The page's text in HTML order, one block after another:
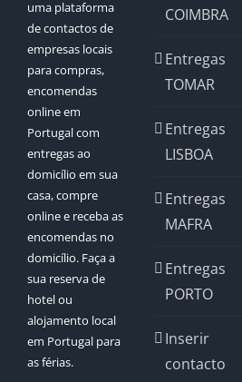
uma plataforma
de contactos de
empresas locais
para compras,
encomendas
online em
Portugal com
entregas ao
domicílio em sua
casa, compre
online e receba as
encomendas no
domicílio. Faça a
sua reserva de
hotel ou
alojamento local
em Portugal para
as férias.
COIMBRA
Entregas
TOMAR
Entregas
LISBOA
Entregas
MAFRA
Entregas
PORTO
Inserir
contacto